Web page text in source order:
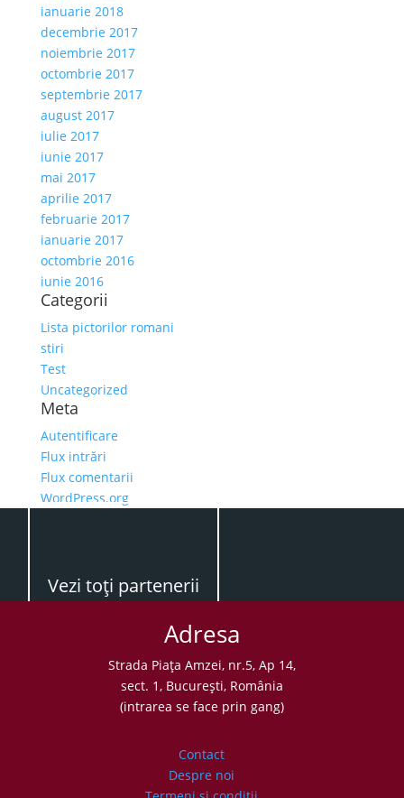
ianuarie 2018
decembrie 2017
noiembrie 2017
octombrie 2017
septembrie 2017
august 2017
iulie 2017
iunie 2017
mai 2017
aprilie 2017
februarie 2017
ianuarie 2017
octombrie 2016
iunie 2016
Categorii
Lista pictorilor romani
stiri
Test
Uncategorized
Meta
Autentificare
Flux intrări
Flux comentarii
WordPress.org
Vezi toţi partenerii
Adresa
Strada Piaţa Amzei, nr.5, Ap 14,
sect. 1, Bucureşti, România
(intrarea se face prin gang)
Contact
Despre noi